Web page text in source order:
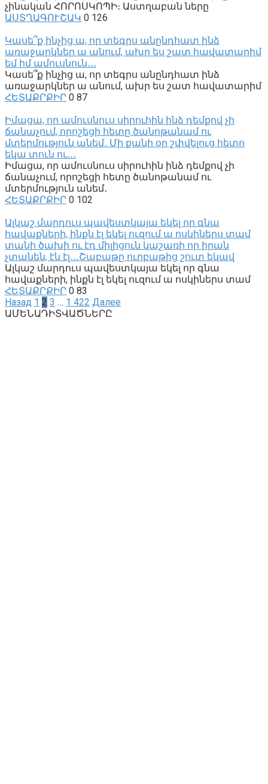
չինական ՀՈՐՈՍԿՈՊԻ։ Աստղաբան ները
ԱՍՏՂԱԳՈՒՇԱԿ 0 126
Կասե՞ք ինչից ա, որ տեգրս անընդհատ ինձ
առաջարկներ ա անում, ախր ես շատ հավատարիմ
եմ իմ ամուսնուն․․․
Կասե՞ք ինչից ա, որ տեգրս անընդհատ ինձ
առաջարկներ ա անում, ախր ես շատ հավատարիմ
ՀԵՏԱՔՐՔԻՐ 0 87
Իմացա, որ ամուսնուս սիրուհին ինձ դեմքով չի
ճանաչում, որոշեցի հետը ծանոթանամ ու
մտերմություն անեմ․ Մի քանի օր շփվելուց հետո
եկա տուն ու․․․
Իմացա, որ ամուսնուս սիրուհին ինձ դեմքով չի
ճանաչում, որոշեցի հետը ծանոթանամ ու
մտերմություն անեմ․
ՀԵՏԱՔՐՔԻՐ 0 102
Ալկաշ մարդուս պավեստկայա եկել որ գնա
հավաքների, ինքն էլ եկել ուզում ա ոսկիներս տամ
տանի ծախի ու էդ միլիցուն կաշառի որ իրան
չտանեն, էն էլ․․․Շաբաթը ուրբաթից շուտ եկավ
Ալկաշ մարդուս պավեստկայա եկել որ գնա
հավաքների, ինքն էլ եկել ուզում ա ոսկիներս տամ
ՀԵՏԱՔՐՔԻՐ 0 83
Навигация
по
Назад 1 2 3 … 1 422 Далее
ԱՄԵՆԱԴԻՏՎԱԾՆԵՐԸ